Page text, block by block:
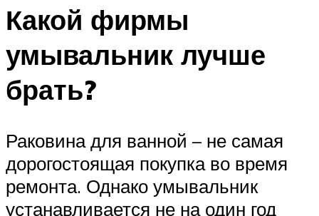
Какой фирмы
умывальник лучше
брать?
Раковина для ванной – не самая
дорогостоящая покупка во время
ремонта. Однако умывальник
устанавливается не на один год